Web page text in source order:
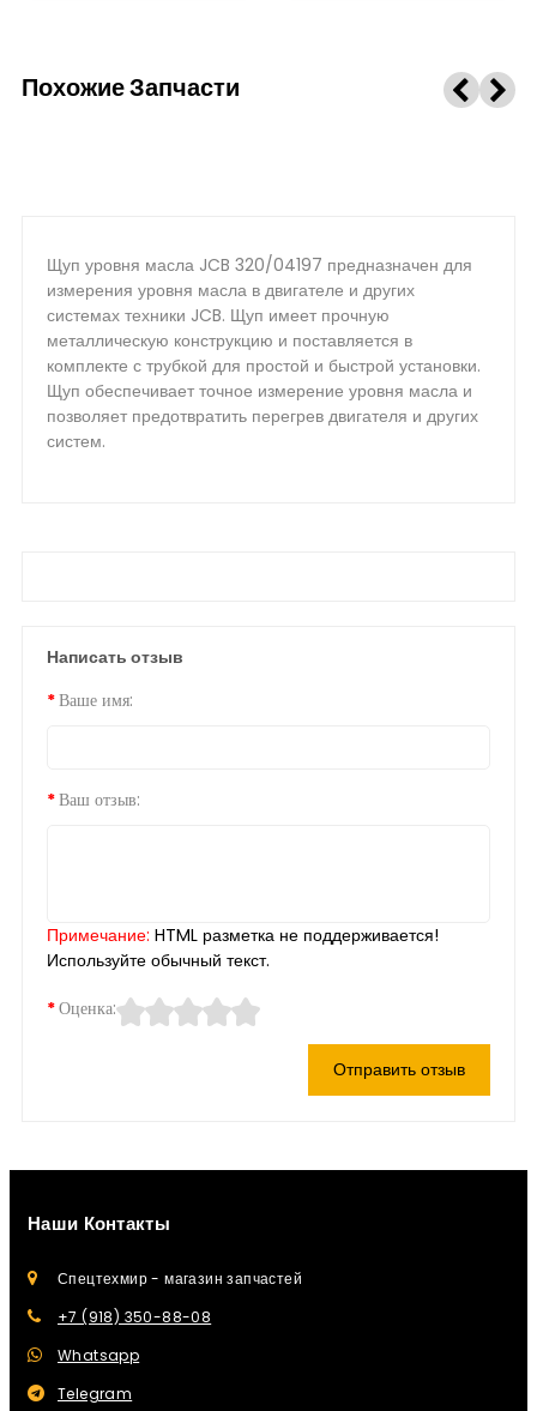
Похожие Запчасти
Щуп уровня масла JCB 320/04197 предназначен для
измерения уровня масла в двигателе и других
системах техники JCB. Щуп имеет прочную
металлическую конструкцию и поставляется в
комплекте с трубкой для простой и быстрой установки.
Щуп обеспечивает точное измерение уровня масла и
позволяет предотвратить перегрев двигателя и других
систем.
Написать отзыв
Ваше имя:
Ваш отзыв:
Примечание: HTML разметка не поддерживается!
Используйте обычный текст.
Оценка:
Отправить отзыв
Наши Контакты
Спецтехмир - магазин запчастей
+7 (918) 350-88-08
Whatsapp
Telegram